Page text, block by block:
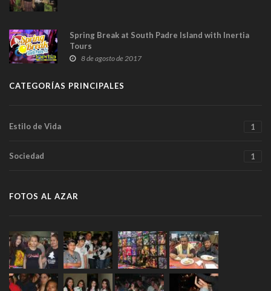
Spring Break at South Padre Island with Inertia
Tours
8 de agosto de 2017
CATEGORÍAS PRINCIPALES
Estilo de Vida 1
Sociedad 1
FOTOS AL AZAR